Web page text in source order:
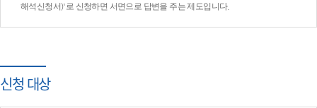
해석신청서)'로 신청하면 서면으로 답변을 주는 제도입니다.
신청 대상